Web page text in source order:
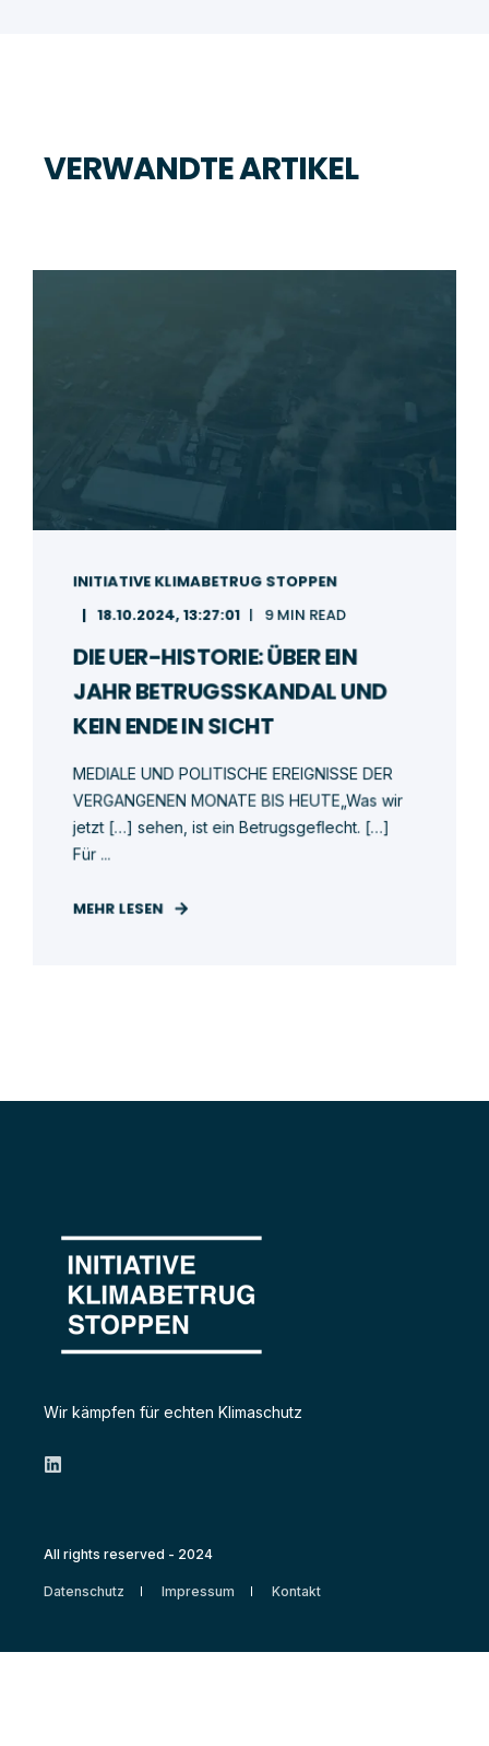
VERWANDTE ARTIKEL
INITIATIVE KLIMABETRUG STOPPEN
18.10.2024, 13:27:01
9 MIN READ
DIE UER-HISTORIE: ÜBER EIN
JAHR BETRUGSSKANDAL UND
KEIN ENDE IN SICHT
MEDIALE UND POLITISCHE EREIGNISSE DER
VERGANGENEN MONATE BIS HEUTE„Was wir
jetzt […] sehen, ist ein Betrugsgeflecht. […]
Für ...
MEHR LESEN
Wir kämpfen für echten Klimaschutz
All rights reserved - 2024
Datenschutz Impressum Kontakt